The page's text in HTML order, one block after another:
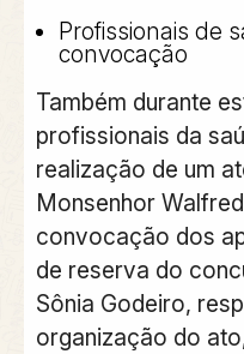
Profissionais de
convocação
Também durante
profissionais da
realização de um
Monsenhor
convocação dos
de reserva do
Sônia Godeiro,
organização do